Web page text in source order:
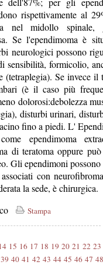
rispettivamente al
midollo spinale,
Se l'ependimoma è
neurologici possono
sensibilità, formicolio,
Se invece il
(è il caso più
dolorosi:debolezza
disturbi urinari,
fino a piedi. L'
ependimoma
di teratoma oppure può
Gli ependimoni possono
con
la sede, è chirurgica.
Stampa
14 15 16 17 18 19 20 21 22 23
39 40 41 42 43 44 45 46 47 48